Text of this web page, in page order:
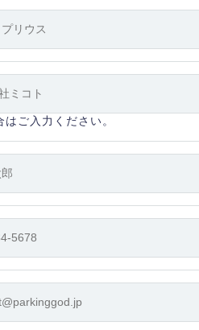
ご入力ください。